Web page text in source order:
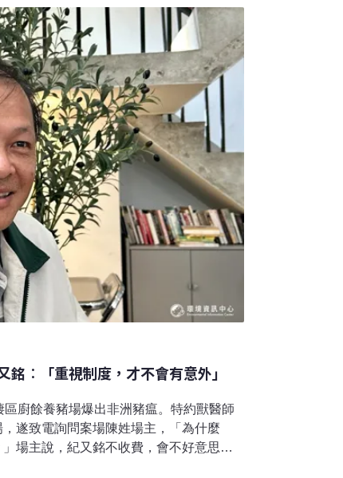
、保障民眾權益」。聯合報今天專題報
地方關心，縣長鍾東錦表示，縣府已第
對安全性與資訊不足的疑慮。他強調，
︰「重視制度，才不會有意外」
廚餘養豬場爆出非洲豬瘟。特約獸醫師
遂致電詢問案場陳姓場主，「為什麼
」場主說，紀又銘不收費，會不好意思。